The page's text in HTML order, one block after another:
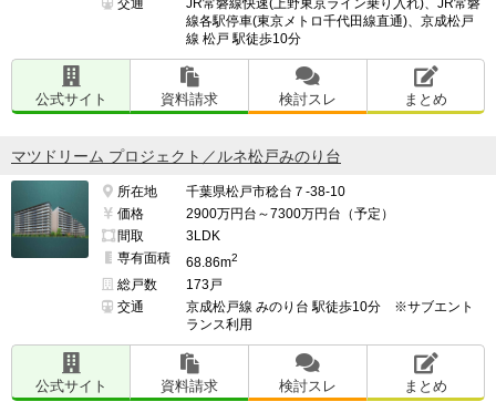
線各駅停車(東京メトロ千代田線直通)、京成松戸
線 松戸 駅徒歩10分
公式サイト 資料請求 検討スレ まとめ
マツドリーム プロジェクト／ルネ松戸みのり台
所在地
千葉県松戸市稔台７-38-10
価格
2900万円台～7300万円台（予定）
間取
3LDK
専有面積
68.86m2
総戸数
173戸
交通
京成松戸線 みのり台 駅徒歩10分 ※サブエント
ランス利用
公式サイト 資料請求 検討スレ まとめ